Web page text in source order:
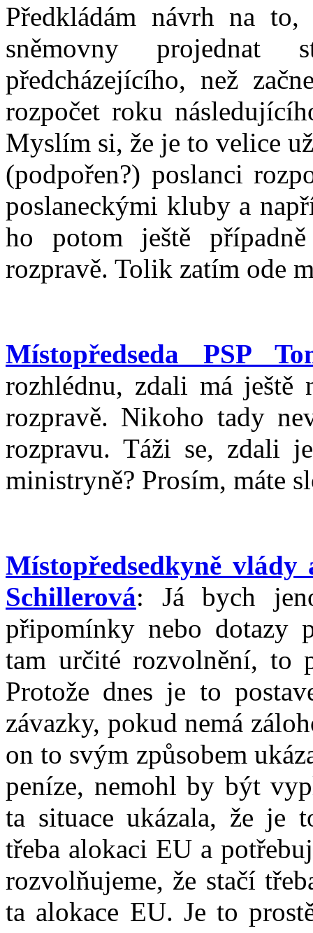
Předkládám návrh na
sněmovny projednat
předcházejícího, než
rozpočet roku
Myslím si, že je to velice
(podpořen?) poslanci
poslaneckými kluby a
ho potom ještě
rozpravě. Tolik zatím ode
Místopředseda PSP
rozhlédnu, zdali má ještě
rozpravě. Nikoho tady
rozpravu. Táži se, zdali
ministryně? Prosím, máte
Místopředsedkyně
Schillerová: Já bych
připomínky nebo dotazy
tam určité rozvolnění, to
Protože dnes je to
závazky, pokud nemá
on to svým způsobem
peníze, nemohl by být
ta situace ukázala, že je
třeba alokaci EU a
rozvolňujeme, že stačí
ta alokace EU. Je to